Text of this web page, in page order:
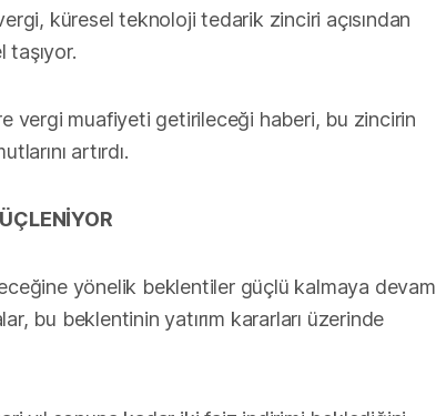
küresel teknoloji tedarik zinciri açısından
vergi muafiyeti getirileceği haberi, bu zincirin
artırdı.
yönelik beklentiler güçlü kalmaya devam
bu beklentinin yatırım kararları üzerinde